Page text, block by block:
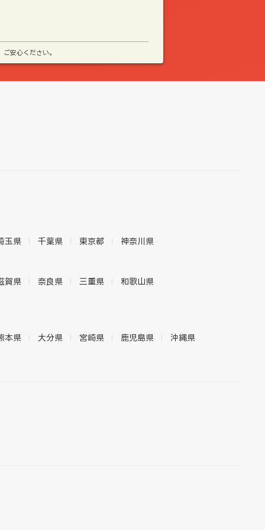
安心ください。
玉県 千葉県 東京都 神奈川県
賀県 奈良県 三重県 和歌山県
本県 大分県 宮崎県 鹿児島県 沖縄県